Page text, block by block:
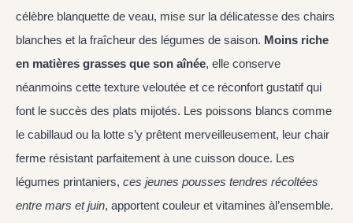
célèbre blanquette de veau, mise sur la délicatesse des chairs
blanches et la fraîcheur des légumes de saison. Moins riche
en matières grasses que son aînée, elle conserve
néanmoins cette texture veloutée et ce réconfort gustatif qui
font le succès des plats mijotés. Les poissons blancs comme
le cabillaud ou la lotte s’y prêtent merveilleusement, leur chair
ferme résistant parfaitement à une cuisson douce. Les
légumes printaniers, ces jeunes pousses tendres récoltées
entre mars et juin, apportent couleur et vitamines àl’ensemble.